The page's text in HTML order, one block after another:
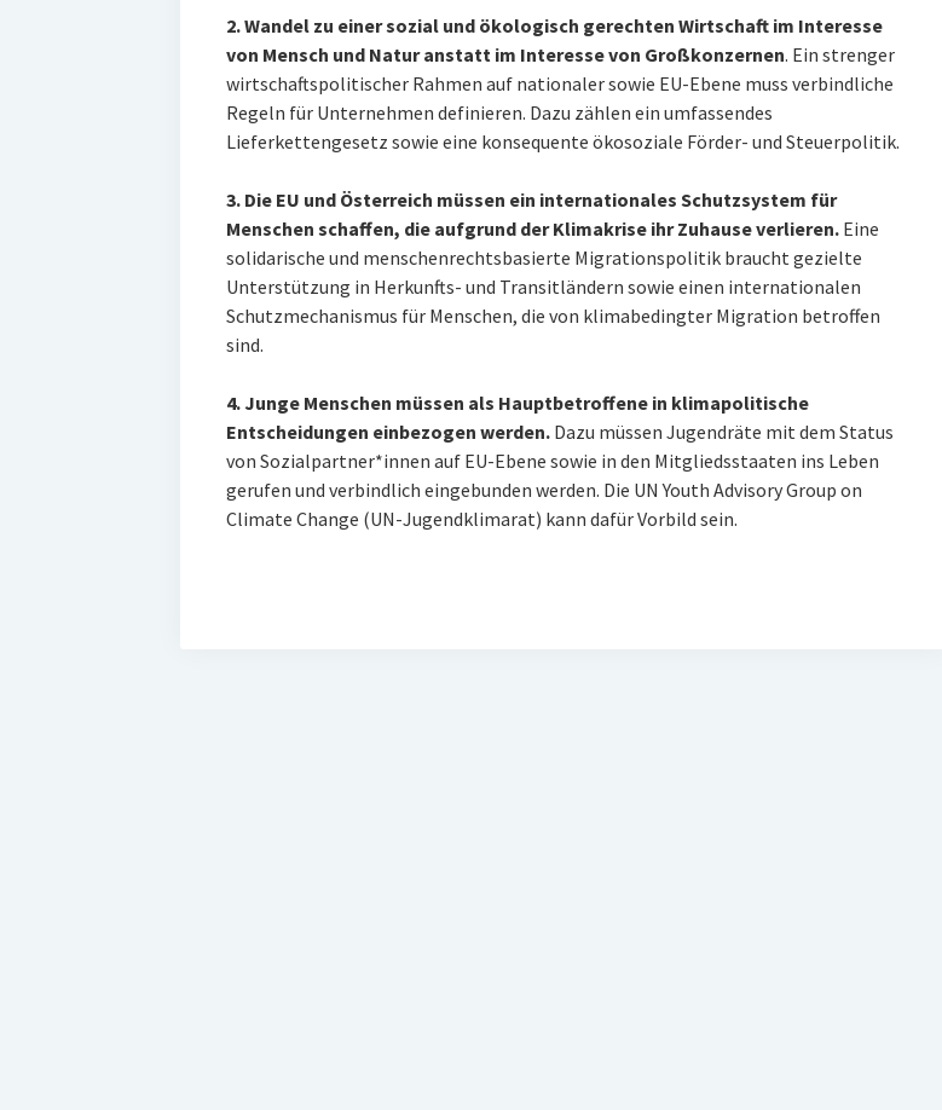
2. Wandel zu einer sozial und ökologisch gerechten Wirtschaft im Interesse
von Mensch und Natur anstatt im Interesse von Großkonzernen. Ein strenger
wirtschaftspolitischer Rahmen auf nationaler sowie EU-Ebene muss verbindliche
Regeln für Unternehmen definieren. Dazu zählen ein umfassendes
Lieferkettengesetz sowie eine konsequente ökosoziale Förder- und Steuerpolitik.
3. Die EU und Österreich müssen ein internationales Schutzsystem für
Menschen schaffen, die aufgrund der Klimakrise ihr Zuhause verlieren.Eine
solidarische und menschenrechtsbasierte Migrationspolitik braucht gezielte
Unterstützung in Herkunfts- und Transitländern sowie einen internationalen
Schutzmechanismus für Menschen, die von klimabedingter Migration betroffen
sind.
4. Junge Menschen müssen als Hauptbetroffene in klimapolitische
Entscheidungen einbezogen werden.Dazu müssen Jugendräte mit dem Status
von Sozialpartner*innen auf EU-Ebene sowie in den Mitgliedsstaaten ins Leben
gerufen und verbindlich eingebunden werden. Die UN Youth Advisory Group on
Climate Change (UN-Jugendklimarat) kann dafür Vorbild sein.